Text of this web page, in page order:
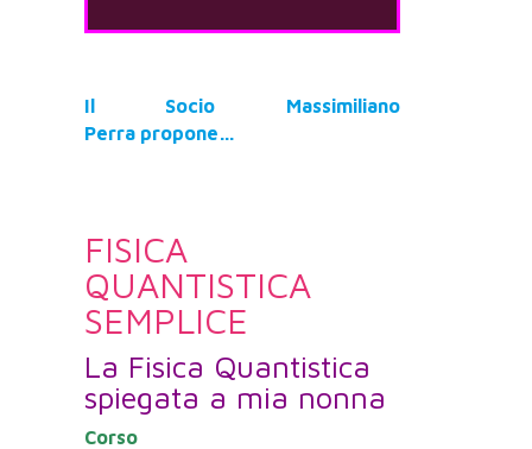
Il Socio Massimiliano
Perra propone…
FISICA
QUANTISTICA
SEMPLICE
La Fisica Quantistica
spiegata a mia nonna
Corso